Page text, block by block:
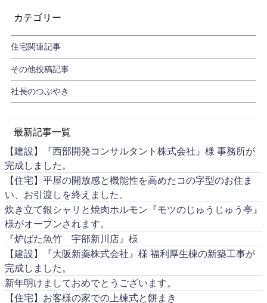
カテゴリー
住宅関連記事
その他投稿記事
社長のつぶやき
最新記事一覧
【建設】『西部開発コンサルタント株式会社』様 事務所が
完成しました。
【住宅】平屋の開放感と機能性を高めたコの字型のお住ま
い、お引渡しを終えました。
炊き立て銀シャリと焼肉ホルモン『モツのじゅうじゅう亭』
様がオープンされます。
『炉ばた魚竹 宇部新川店』様
【建設】『大阪新薬株式会社』様 福利厚生棟の新築工事が
完成しました。
新年明けましておめでとうございます。
【住宅】お客様の家での上棟式と餅まき